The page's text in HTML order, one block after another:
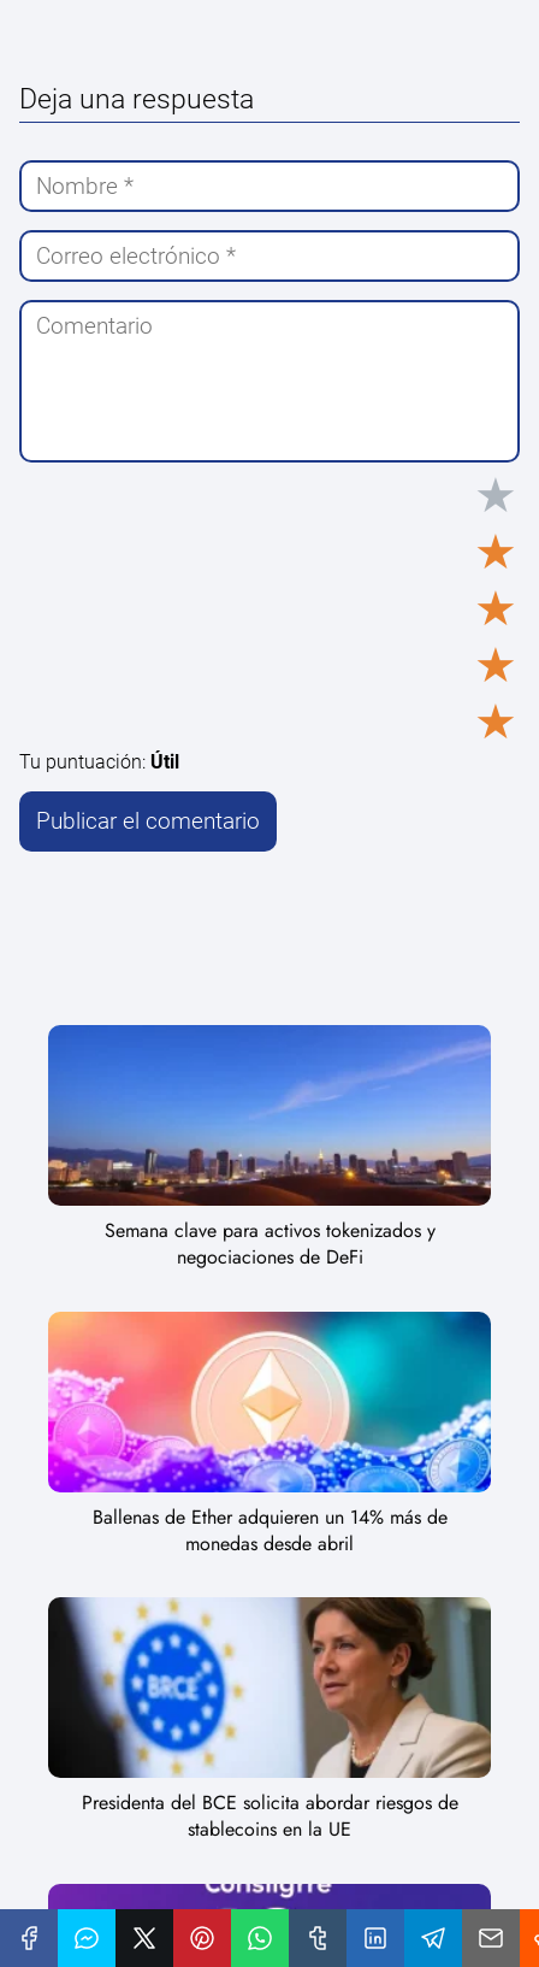
Deja una respuesta
★
★
★
★
★
Tu puntuación: Útil
Semana clave para activos tokenizados y
negociaciones de DeFi
Ballenas de Ether adquieren un 14% más de
monedas desde abril
Presidenta del BCE solicita abordar riesgos de
stablecoins en la UE